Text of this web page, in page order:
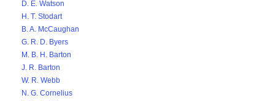
D. E. Watson
H. T. Stodart
B. A. McCaughan
G. R. D. Byers
M. B. H. Barton
J. R. Barton
W. R. Webb
N. G. Cornelius